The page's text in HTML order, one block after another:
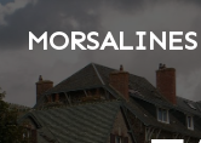
MORSALINES